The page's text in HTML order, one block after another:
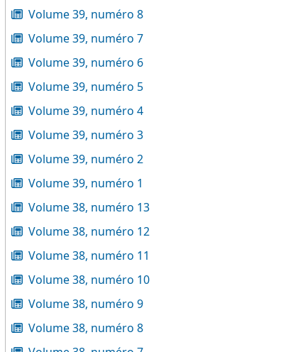
Volume 39, numéro 8
Volume 39, numéro 7
Volume 39, numéro 6
Volume 39, numéro 5
Volume 39, numéro 4
Volume 39, numéro 3
Volume 39, numéro 2
Volume 39, numéro 1
Volume 38, numéro 13
Volume 38, numéro 12
Volume 38, numéro 11
Volume 38, numéro 10
Volume 38, numéro 9
Volume 38, numéro 8